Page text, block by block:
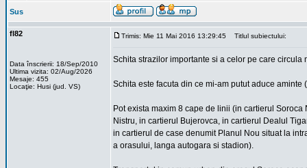
Sus
fl82
Data înscrierii: 18/Sep/2010
Ultima vizita: 02/Aug/2026
Mesaje: 455
Locaţie: Husi (jud. VS)
Trimis: Mie 11 Mai 2016 13:29:45 Titlul subiectului:
Schita strazilor importante si a celor pe care
Schita este facuta din ce mi-am putut aduce
Pot exista maxim 8 cape de linii (in cartierul
Nistru, in cartierul Bujerovca, in cartierul Dealul
in cartierul de case denumit Planul Nou situat la
a orasului, langa autogara si stadion).